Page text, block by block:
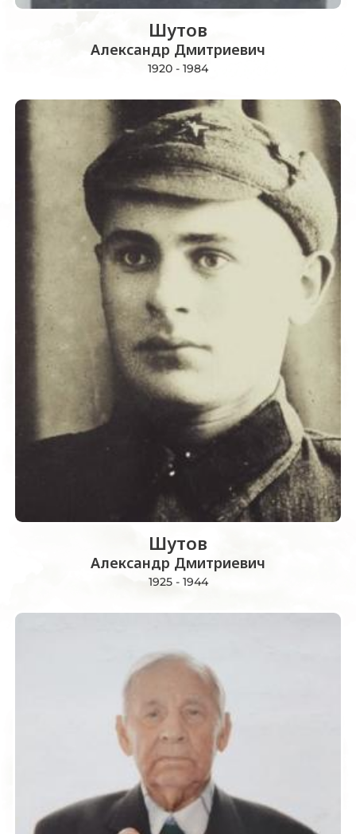
Шутов
Александр Дмитриевич
1920 - 1984
Шутов
Александр Дмитриевич
1925 - 1944